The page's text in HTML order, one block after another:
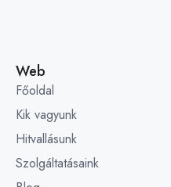
Web
Főoldal
Kik vagyunk
Hitvallásunk
Szolgáltatásaink